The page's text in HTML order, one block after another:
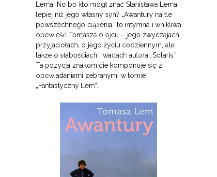
Lema. No bo kto mógł znać Stanisława Lema
lepiej niż jego własny syn? „Awantury na tle
powszechnego ciążenia” to intymna i wnikliwa
opowieść Tomasza o ojcu – jego zwyczajach,
przyjaciołach, o jego życiu codziennym, ale
także o słabościach i wadach autora „Solaris”.
Ta pozycja znakomicie komponuje się z
opowiadaniami zebranymi w tomie
„Fantastyczny Lem”.